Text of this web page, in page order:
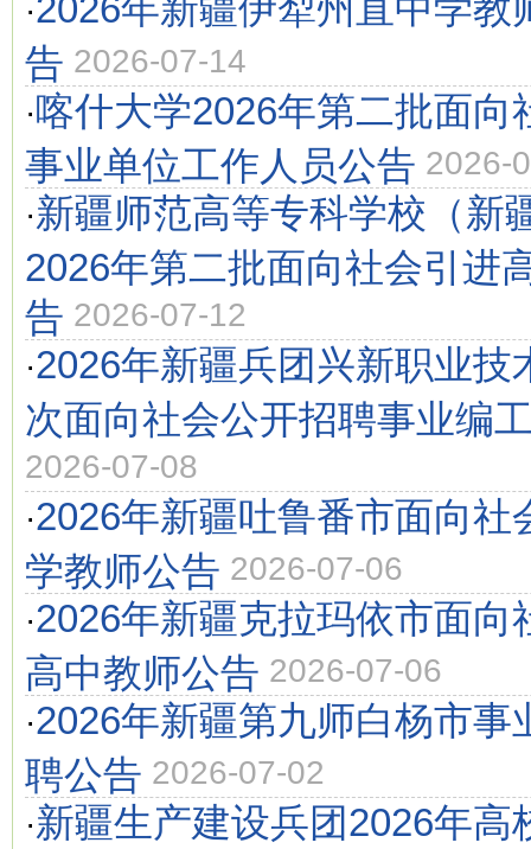
·2026年新疆伊犁州直中学教
告 2026-07-14
·喀什大学2026年第二批面向
事业单位工作人员公告 2026-
·新疆师范高等专科学校（新
2026年第二批面向社会引进
告 2026-07-12
·2026年新疆兵团兴新职业技
次面向社会公开招聘事业编
2026-07-08
·2026年新疆吐鲁番市面向社
学教师公告 2026-07-06
·2026年新疆克拉玛依市面向
高中教师公告 2026-07-06
·2026年新疆第九师白杨市事
聘公告 2026-07-02
·新疆生产建设兵团2026年高